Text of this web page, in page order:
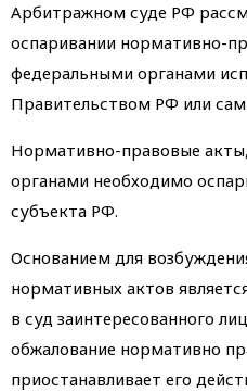
Арбитражном суде РФ
оспаривании нормативно-
федеральными органами
Правительством РФ или
Нормативно-правовые
органами необходимо
субъекта РФ.
Основанием для
нормативных актов
в суд заинтересованного
обжалование нормативно
приостанавливает его